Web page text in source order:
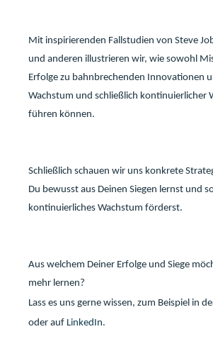
Mit inspirierenden Fallstudien von Steve
und anderen illustrieren wir, wie sowohl
Erfolge zu bahnbrechenden Innovationen
Wachstum und schließlich kontinuierlicher
führen können.
Schließlich schauen wir uns konkrete
Du bewusst aus Deinen Siegen lernst und
kontinuierliches Wachstum förderst.
Aus welchem Deiner Erfolge und Siege
mehr lernen?
Lass es uns gerne wissen, zum Beispiel in
oder auf LinkedIn.